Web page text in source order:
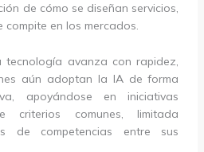
de cómo se diseñan servicios,
compite en los mercados.
tecnología avanza con rapidez,
aún adoptan la IA de forma
apoyándose en iniciativas
criterios comunes, limitada
de competencias entre sus